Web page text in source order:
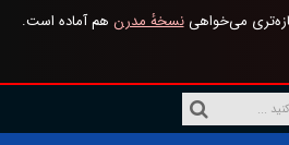
می‌خواهینسخهٔ مدرن هم آماده است.